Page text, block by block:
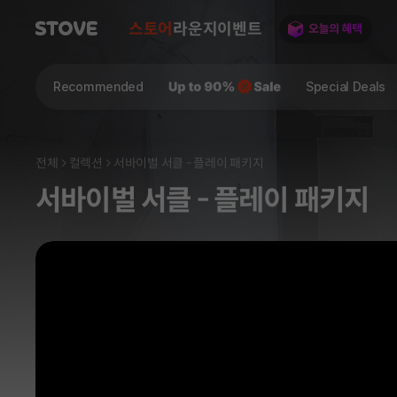
스토어 라운지 이벤트
Recommended Special Deals
전체 컬렉션 서바이벌 서클 - 플레이 패키지
서바이벌 서클 - 플레이 패키지